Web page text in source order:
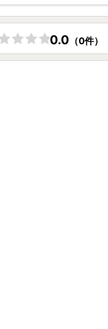
0.0 （0件）